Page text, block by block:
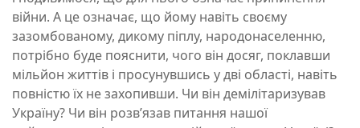
війни. А це означає, що йому навіть своєму
зазомбованому, дикому піплу, народонаселенню,
потрібно буде пояснити, чого він досяг, поклавши
мільйон життів і просунувшись у дві області, навіть
повністю їх не захопивши. Чи він демілітаризував
Україну? Чи він розв’язав питання нашої